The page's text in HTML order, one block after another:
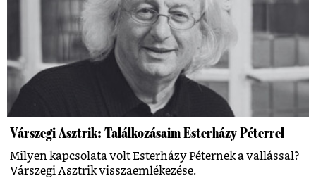
Várszegi Asztrik: Találkozásaim Esterházy Péterrel
Milyen kapcsolata volt Esterházy Péternek a vallással?
Várszegi Asztrik visszaemlékezése.